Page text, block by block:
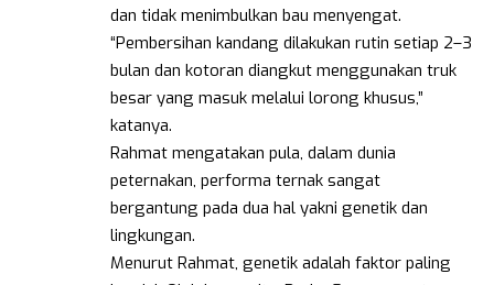
dan tidak menimbulkan bau menyengat.
“Pembersihan kandang dilakukan rutin setiap 2–3
bulan dan kotoran diangkut menggunakan truk
besar yang masuk melalui lorong khusus,”
katanya.
Rahmat mengatakan pula, dalam dunia
peternakan, performa ternak sangat
bergantung pada dua hal yakni genetik dan
lingkungan.
Menurut Rahmat, genetik adalah faktor paling